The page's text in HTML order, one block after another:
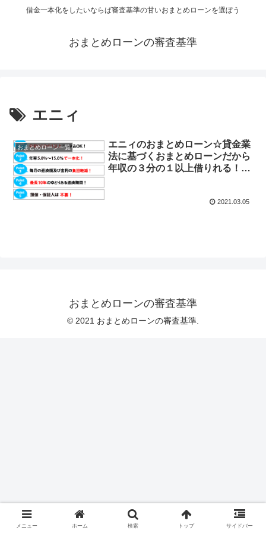
借金一本化をしたいならば審査基準の甘いおまとめローンを選ぼう
おまとめローンの審査基準
エニィ
おまとめローン一覧
エニィのおまとめローン☆貸金業
法に基づくおまとめローンだから
年収の３分の１以上借りれる！一
歴、債務整理歴あってもOK。担
2021.03.05
おまとめローンの審査基準
© 2021 おまとめローンの審査基準.
メニュー ホーム 検索 トップ サイドバー